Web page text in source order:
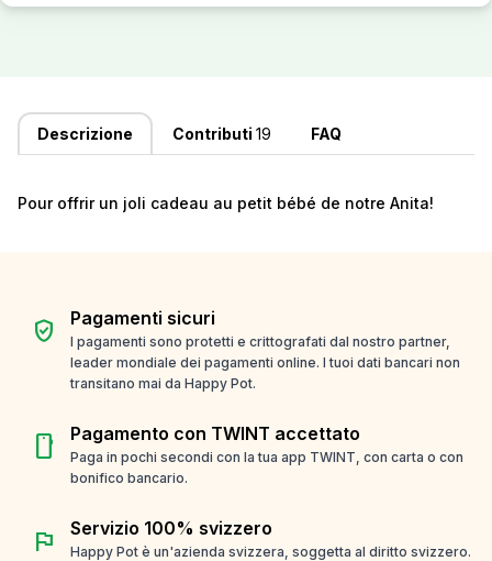
Descrizione Contributi 19 FAQ
Pour offrir un joli cadeau au petit bébé de notre Anita!
verified_user Pagamenti sicuri
I pagamenti sono protetti e crittografati dal nostro partner,
leader mondiale dei pagamenti online. I tuoi dati bancari non
transitano mai da Happy Pot.
smartphone Pagamento con TWINT accettato
Paga in pochi secondi con la tua app TWINT, con carta o con
bonifico bancario.
flag Servizio 100% svizzero
Happy Pot è un'azienda svizzera, soggetta al diritto svizzero.